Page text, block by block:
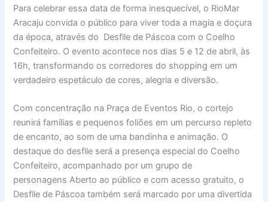
Para celebrar essa data de forma inesquecível, o RioMar
Aracaju convida o público para viver toda a magia e doçura
da época, através do Desfile de Páscoa com o Coelho
Confeiteiro. O evento acontece nos dias 5 e 12 de abril, às
16h, transformando os corredores do shopping em um
verdadeiro espetáculo de cores, alegria e diversão.
Com concentração na Praça de Eventos Rio, o cortejo
reunirá famílias e pequenos foliões em um percurso repleto
de encanto, ao som de uma bandinha e animação. O
destaque do desfile será a presença especial do Coelho
Confeiteiro, acompanhado por um grupo de
personagens Aberto ao público e com acesso gratuito, o
Desfile de Páscoa também será marcado por uma divertida